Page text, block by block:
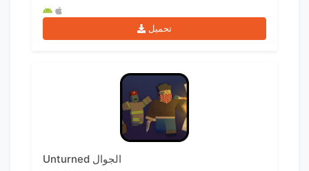
تحميل
Unturned الجوال